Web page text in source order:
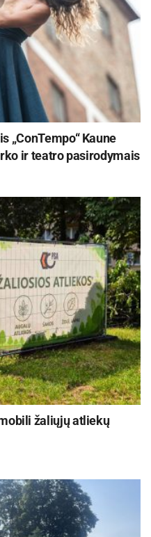
„ConTempo“ Kaune
ir teatro pasirodymais
žaliųjų atliekų